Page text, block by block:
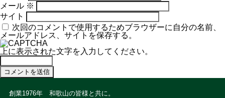
メール ※
サイト
次回のコメントで使用するためブラウザーに自分の名前、
メールアドレス、サイトを保存する。
上に表示された文字を入力してください。
創業1976年 和歌山の皆様と共に。